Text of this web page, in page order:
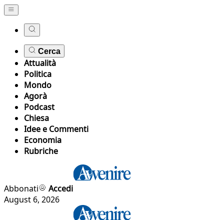
Cerca
Attualità
Politica
Mondo
Agorà
Podcast
Chiesa
Idee e Commenti
Economia
Rubriche
Abbonati
Accedi
August 6, 2026